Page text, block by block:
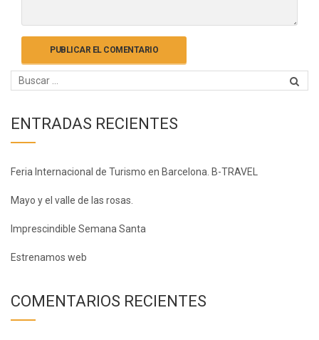
ENTRADAS RECIENTES
Feria Internacional de Turismo en Barcelona. B-TRAVEL
Mayo y el valle de las rosas.
Imprescindible Semana Santa
Estrenamos web
COMENTARIOS RECIENTES